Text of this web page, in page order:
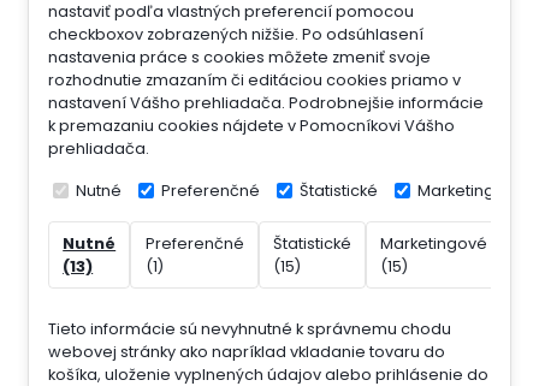
nastaviť podľa vlastných preferencií pomocou
checkboxov zobrazených nižšie. Po odsúhlasení
nastavenia práce s cookies môžete zmeniť svoje
rozhodnutie zmazaním či editáciou cookies priamo v
nastavení Vášho prehliadača. Podrobnejšie informácie
k premazaniu cookies nájdete v Pomocníkovi Vášho
prehliadača.
Nutné Preferenčné Štatistické Marketingové
Nutné
(13)
Preferenčné
(1)
Štatistické
(15)
Marketingové
(15)
Tieto informácie sú nevyhnutné k správnemu chodu
webovej stránky ako napríklad vkladanie tovaru do
košíka, uloženie vyplnených údajov alebo prihlásenie do